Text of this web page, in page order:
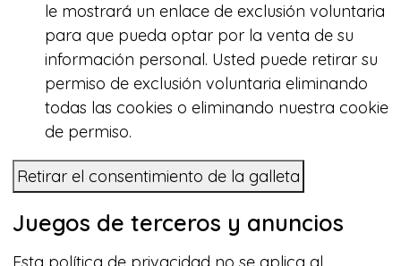
le mostrará un enlace de exclusión voluntaria
para que pueda optar por la venta de su
información personal. Usted puede retirar su
permiso de exclusión voluntaria eliminando
todas las cookies o eliminando nuestra cookie
de permiso.
Retirar el consentimiento de la galleta
Juegos de terceros y anuncios
Esta política de privacidad no se aplica al